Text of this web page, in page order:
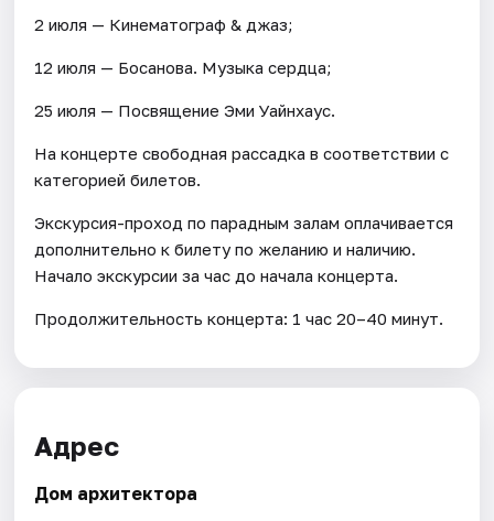
2 июля — Кинематограф & джаз;
12 июля — Босанова. Музыка сердца;
25 июля — Посвящение Эми Уайнхаус.
На концерте свободная рассадка в соответствии с
категорией билетов.
Экскурсия-проход по парадным залам оплачивается
дополнительно к билету по желанию и наличию.
Начало экскурсии за час до начала концерта.
Продолжительность концерта: 1 час 20–40 минут.
Адрес
Дом архитектора